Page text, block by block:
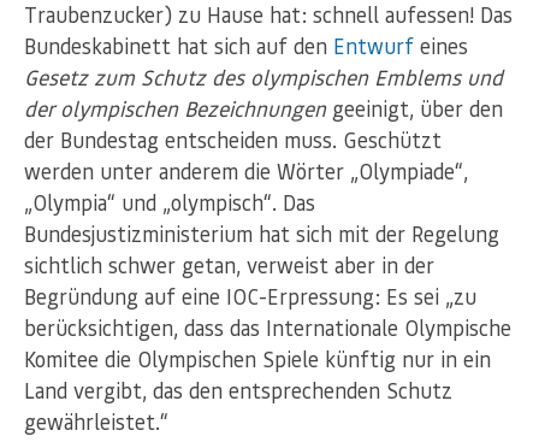
Traubenzucker) zu Hause hat: schnell aufessen! Das
Bundeskabinett hat sich auf den Entwurf eines
Gesetz zum Schutz des olympischen Emblems und
der olympischen Bezeichnungengeeinigt, über den
der Bundestag entscheiden muss. Geschützt
werden unter anderem die Wörter „Olympiade“,
„Olympia“ und „olympisch“. Das
Bundesjustizministerium hat sich mit der Regelung
sichtlich schwer getan, verweist aber in der
Begründung auf eine IOC-Erpressung: Es sei „zu
berücksichtigen, dass das Internationale Olympische
Komitee die Olympischen Spiele künftig nur in ein
Land vergibt, das den entsprechenden Schutz
gewährleistet.“